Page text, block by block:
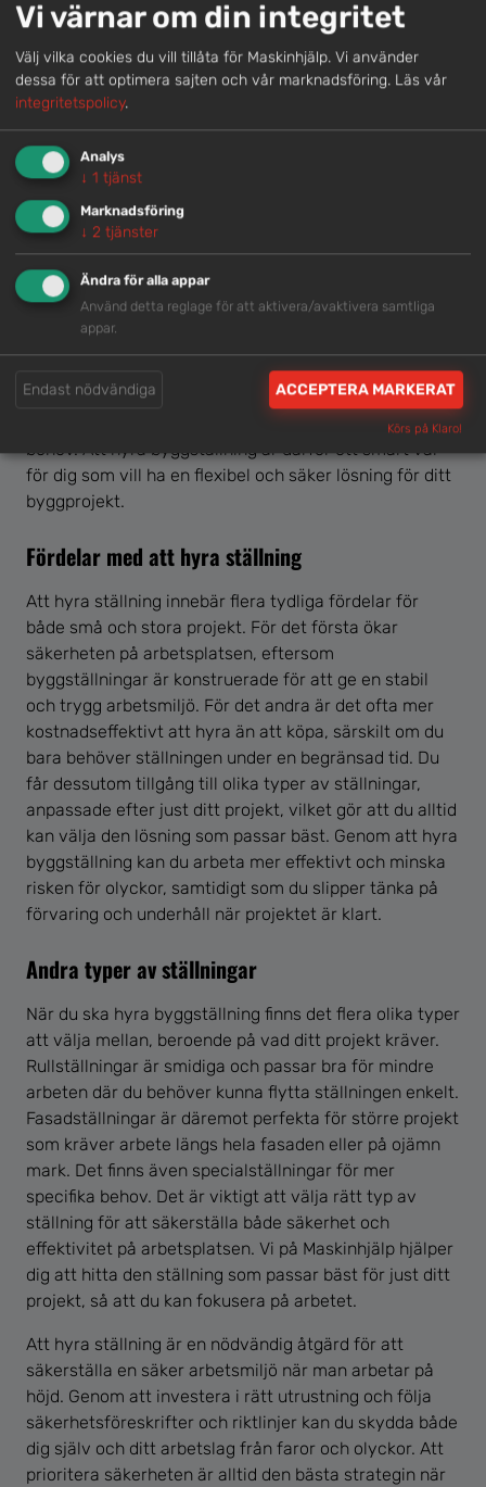
olyckor och säkerställa att ditt team kan utföra
arbetet effektivt och tryggt.
Ställningar kan enkelt placeras och flyttas runt
byggnader och egendomar, vilket gör det möjligt att
använda dem i olika delar av projektet allt eftersom
arbetet fortskrider.
När du behöver byggställning
Byggställningar är en viktig del av många bygg- och
renoveringsprojekt, oavsett om det gäller små
reparationer eller större ombyggnationer. Genom att
stabil arbetsyta som gör det möjligt att arbeta
effektivt på höjd. Det finns olika typer av ställningar att
välja mellan, beroende på projektets omfattning och
behov. Att hyra byggställning är därför ett smart val
för dig som vill ha en flexibel och säker lösning för ditt
byggprojekt.
Fördelar med att hyra ställning
Att hyra ställning innebär flera tydliga fördelar för
både små och stora projekt. För det första ökar
säkerheten på arbetsplatsen, eftersom
byggställningar är konstruerade för att ge en stabil
och trygg arbetsmiljö. För det andra är det ofta mer
kostnadseffektivt att hyra än att köpa, särskilt om du
bara behöver ställningen under en begränsad tid. Du
får dessutom tillgång till olika typer av ställningar,
anpassade efter just ditt projekt, vilket gör att du alltid
kan välja den lösning som passar bäst. Genom att hyra
byggställning kan du arbeta mer effektivt och minska
risken för olyckor, samtidigt som du slipper tänka på
förvaring och underhåll när projektet är klart.
Andra typer av ställningar
När du ska hyra byggställning finns det flera olika typer
att välja mellan, beroende på vad ditt projekt kräver.
Rullställningar är smidiga och passar bra för mindre
arbeten där du behöver kunna flytta ställningen enkelt.
Fasadställningar är däremot perfekta för större projekt
som kräver arbete längs hela fasaden eller på ojämn
mark. Det finns även specialställningar för mer
specifika behov. Det är viktigt att välja rätt typ av
ställning för att säkerställa både säkerhet och
effektivitet på arbetsplatsen. Vi på Maskinhjälp hjälper
dig att hitta den ställning som passar bäst för just ditt
projekt, så att du kan fokusera på arbetet.
Att hyra ställning är en nödvändig åtgärd för att
säkerställa en säker arbetsmiljö när man arbetar på
höjd. Genom att investera i rätt utrustning och följa
säkerhetsföreskrifter och riktlinjer kan du skydda både
dig själv och ditt arbetslag från faror och olyckor. Att
prioritera säkerheten är alltid den bästa strategin när
Vi värnar om din integritet
Välj vilka cookies du vill tillåta för Maskinhjälp. Vi använder
dessa för att optimera sajten och vår marknadsföring. Läs vår
integritetspolicy.
Analys
↓ 1 tjänst
Marknadsföring
↓ 2 tjänster
Ändra för alla appar
Använd detta reglage för att aktivera/avaktivera samtliga
appar.
Endast nödvändiga ACCEPTERA MARKERAT
Körs på Klaro!